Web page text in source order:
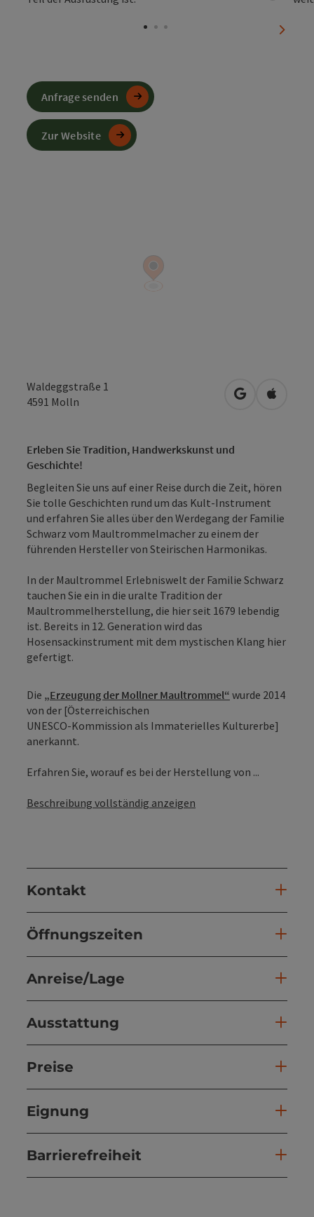
Waldeggstraße 1
4591 Molln in Google
in
Erleben Sie Tradition, Handwerkskunst und
Geschichte!
Begleiten Sie uns auf einer Reise durch die Zeit, hören
Sie tolle Geschichten rund um das Kult-Instrument
und erfahren Sie alles über den Werdegang der Familie
Schwarz vom Maultrommelmacher zu einem der
führenden Hersteller von Steirischen Harmonikas.
In der Maultrommel Erlebniswelt der Familie Schwarz
tauchen Sie ein in die uralte Tradition der
Maultrommelherstellung, die hier seit 1679 lebendig
ist. Bereits in 12. Generation wird das
Hosensackinstrument mit dem mystischen Klang hier
gefertigt.
Die „Erzeugung der Mollner Maultrommel“ wurde 2014
von der [Österreichischen
UNESCO-Kommission als Immaterielles Kulturerbe]
anerkannt.
Erfahren Sie, worauf es bei der Herstellung von ...
Beschreibung vollständig anzeigen
Kontakt
Öffnungszeiten
Anreise/Lage
Ausstattung
Preise
Eignung
Barrierefreiheit
Anfrage senden
Zur Website